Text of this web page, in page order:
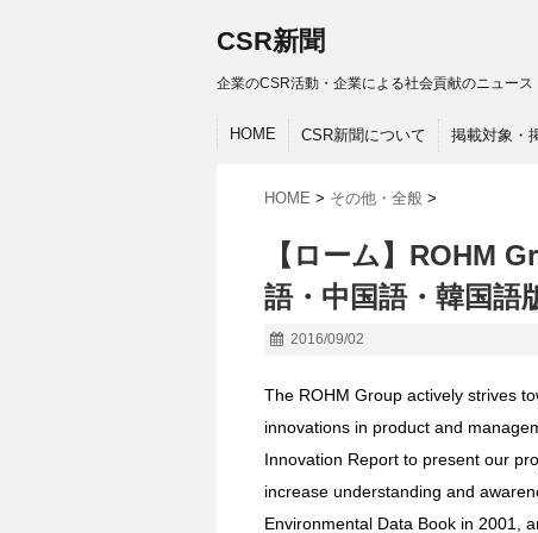
CSR新聞
企業のCSR活動・企業による社会貢献のニュース
HOME CSR新聞について 掲載対象・
HOME > その他・全般 >
【ローム】ROHM
語・中国語・韓国語
2016/09/02
The ROHM Group actively strives
innovations in product and
Innovation Report to present our
increase understanding and
Environmental Data Book in 2001,